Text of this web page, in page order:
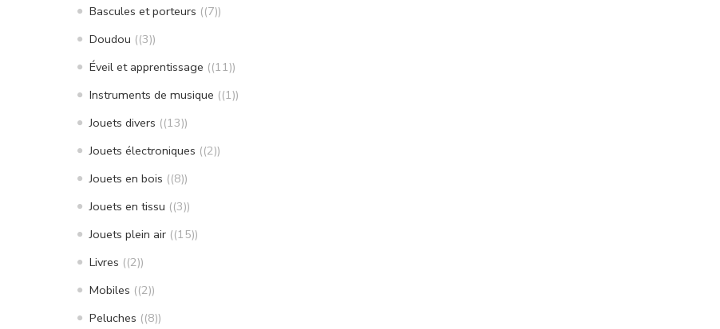
Bascules et porteurs (7)
Doudou (3)
Éveil et apprentissage (11)
Instruments de musique (1)
Jouets divers (13)
Jouets électroniques (2)
Jouets en bois (8)
Jouets en tissu (3)
Jouets plein air (15)
Livres (2)
Mobiles (2)
Peluches (8)